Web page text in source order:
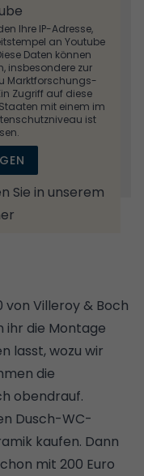
Ihre IP-Adresse,
an Youtube
Daten können
insbesondere zur
Marktforschungs-
Zugriff auf diese
mit einem im
ist
Sie in unserem
von Villeroy & Boch
ihr die Montage
lasst, wozu wir
die
obendrauf.
Dusch-WC-
kaufen. Dann
mit 200 Euro